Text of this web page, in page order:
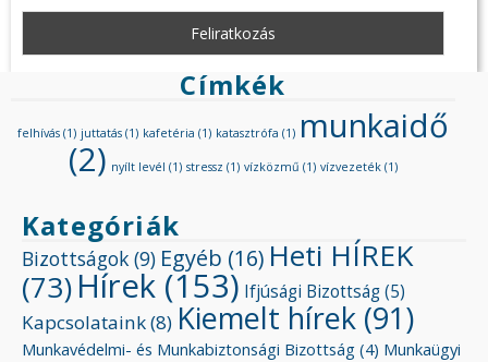
Címkék
felhívás (1) juttatás (1) kafetéria (1) katasztrófa (1) munkaidő
(2) nyílt levél (1) stressz (1) vízközmű (1) vízvezeték (1)
Kategóriák
Bizottságok (9) Egyéb (16) Heti HÍREK
(73)Hírek (153) Ifjúsági Bizottság(5)
Kapcsolataink(8) Kiemelt hírek (91)
Munkavédelmi- és Munkabiztonsági Bizottság (4) Munkaügyi